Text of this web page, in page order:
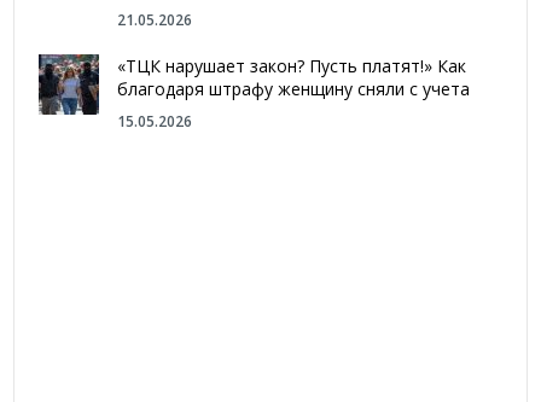
21.05.2026
«ТЦК нарушает закон? Пусть платят!» Как
благодаря штрафу женщину сняли с учета
15.05.2026